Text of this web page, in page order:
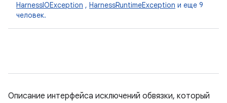
HarnessIOException , HarnessRuntimeException и еще 9
человек.
Описание интерфейса исключений обвязки, который